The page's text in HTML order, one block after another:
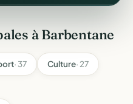
à Barbentane
· 37 Culture· 27